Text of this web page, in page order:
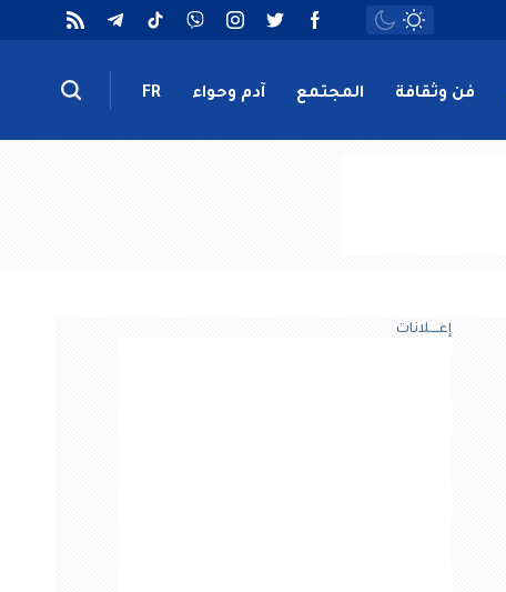
فن وثقافة المجتمع آدم وحواء FR
إعــــلانات